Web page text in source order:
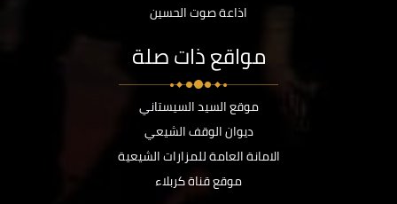
اذاعة صوت الحسين
مواقع ذات صلة
موقع السيد السيستاني
ديوان الوقف الشيعي
الامانة العامة للمزارات الشيعية
موقع قناة كربلاء